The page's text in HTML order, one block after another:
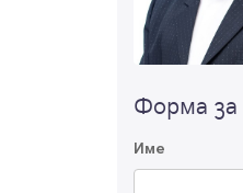
Форма
Име